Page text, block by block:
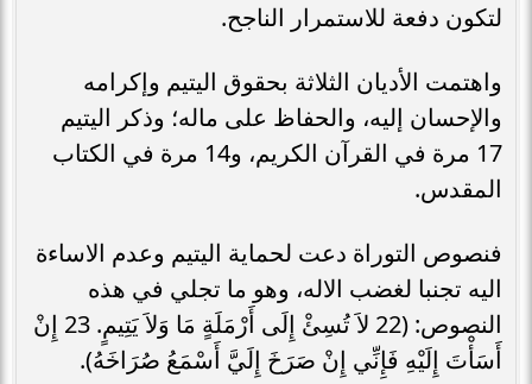
لتكون دفعة للاستمرار الناجح.
واهتمت الأديان الثلاثة بحقوق اليتيم وإكرامه
والإحسان إليه، والحفاظ على ماله؛ وذكر اليتيم
17 مرة في القرآن الكريم، و14 مرة في الكتاب
المقدس.
فنصوص التوراة دعت لحماية اليتيم وعدم الاساءة
اليه تجنبا لغضب الاله، وهو ما تجلي في هذه
النصوص: (22 لاَ تُسِئْ إِلَى أَرْمَلَةٍ مَا وَلاَ يَتِيمٍ. 23 إِنْ
أَسَأْتَ إِلَيْهِ فَإِنِّي إِنْ صَرَخَ إِلَيَّ أَسْمَعُ صُرَاخَهُ).